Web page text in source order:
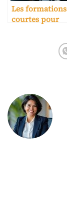
Les formations
courtes pour